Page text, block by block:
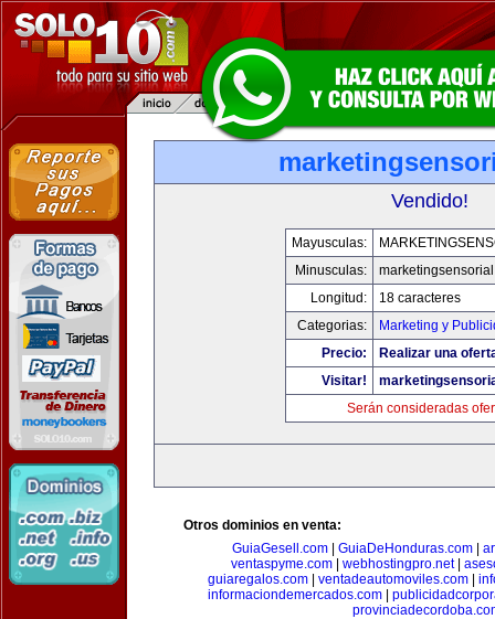
Vendido!
Mayusculas:
Minusculas:
Longitud:
18 caracteres
Categorias:
Marketing y
Precio:
Realizar una
Visitar!
Serán consideradas
Otros dominios en venta:
GuiaGesell.com| GuiaDeHonduras.com|
ventaspyme.com
webhostingpro.net|
guiaregalos.com| ventadeautomoviles.com|
informaciondemercados.com|